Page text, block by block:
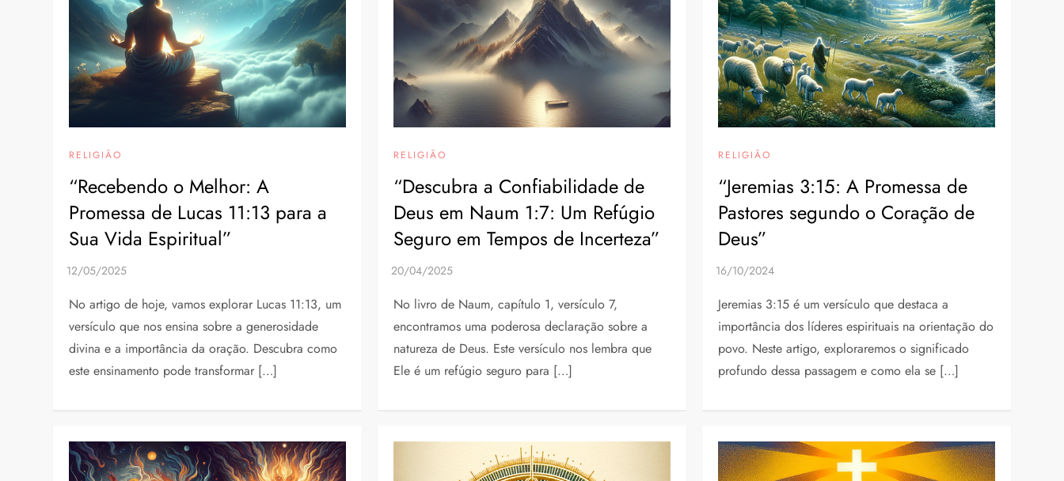
RELIGIÃO
“Recebendo o Melhor: A
Promessa de Lucas 11:13 para a
Sua Vida Espiritual”
No artigo de hoje, vamos explorar Lucas 11:13, um
versículo que nos ensina sobre a generosidade
divina e a importância da oração. Descubra como
este ensinamento pode transformar […]
RELIGIÃO
“Descubra a Confiabilidade de
Deus em Naum 1:7: Um Refúgio
Seguro em Tempos de Incerteza”
No livro de Naum, capítulo 1, versículo 7,
encontramos uma poderosa declaração sobre a
natureza de Deus. Este versículo nos lembra que
Ele é um refúgio seguro para […]
RELIGIÃO
“Jeremias 3:15: A Promessa de
Pastores segundo o Coração de
Deus”
Jeremias 3:15 é um versículo que destaca a
importância dos líderes espirituais na orientação do
povo. Neste artigo, exploraremos o significado
profundo dessa passagem e como ela se […]